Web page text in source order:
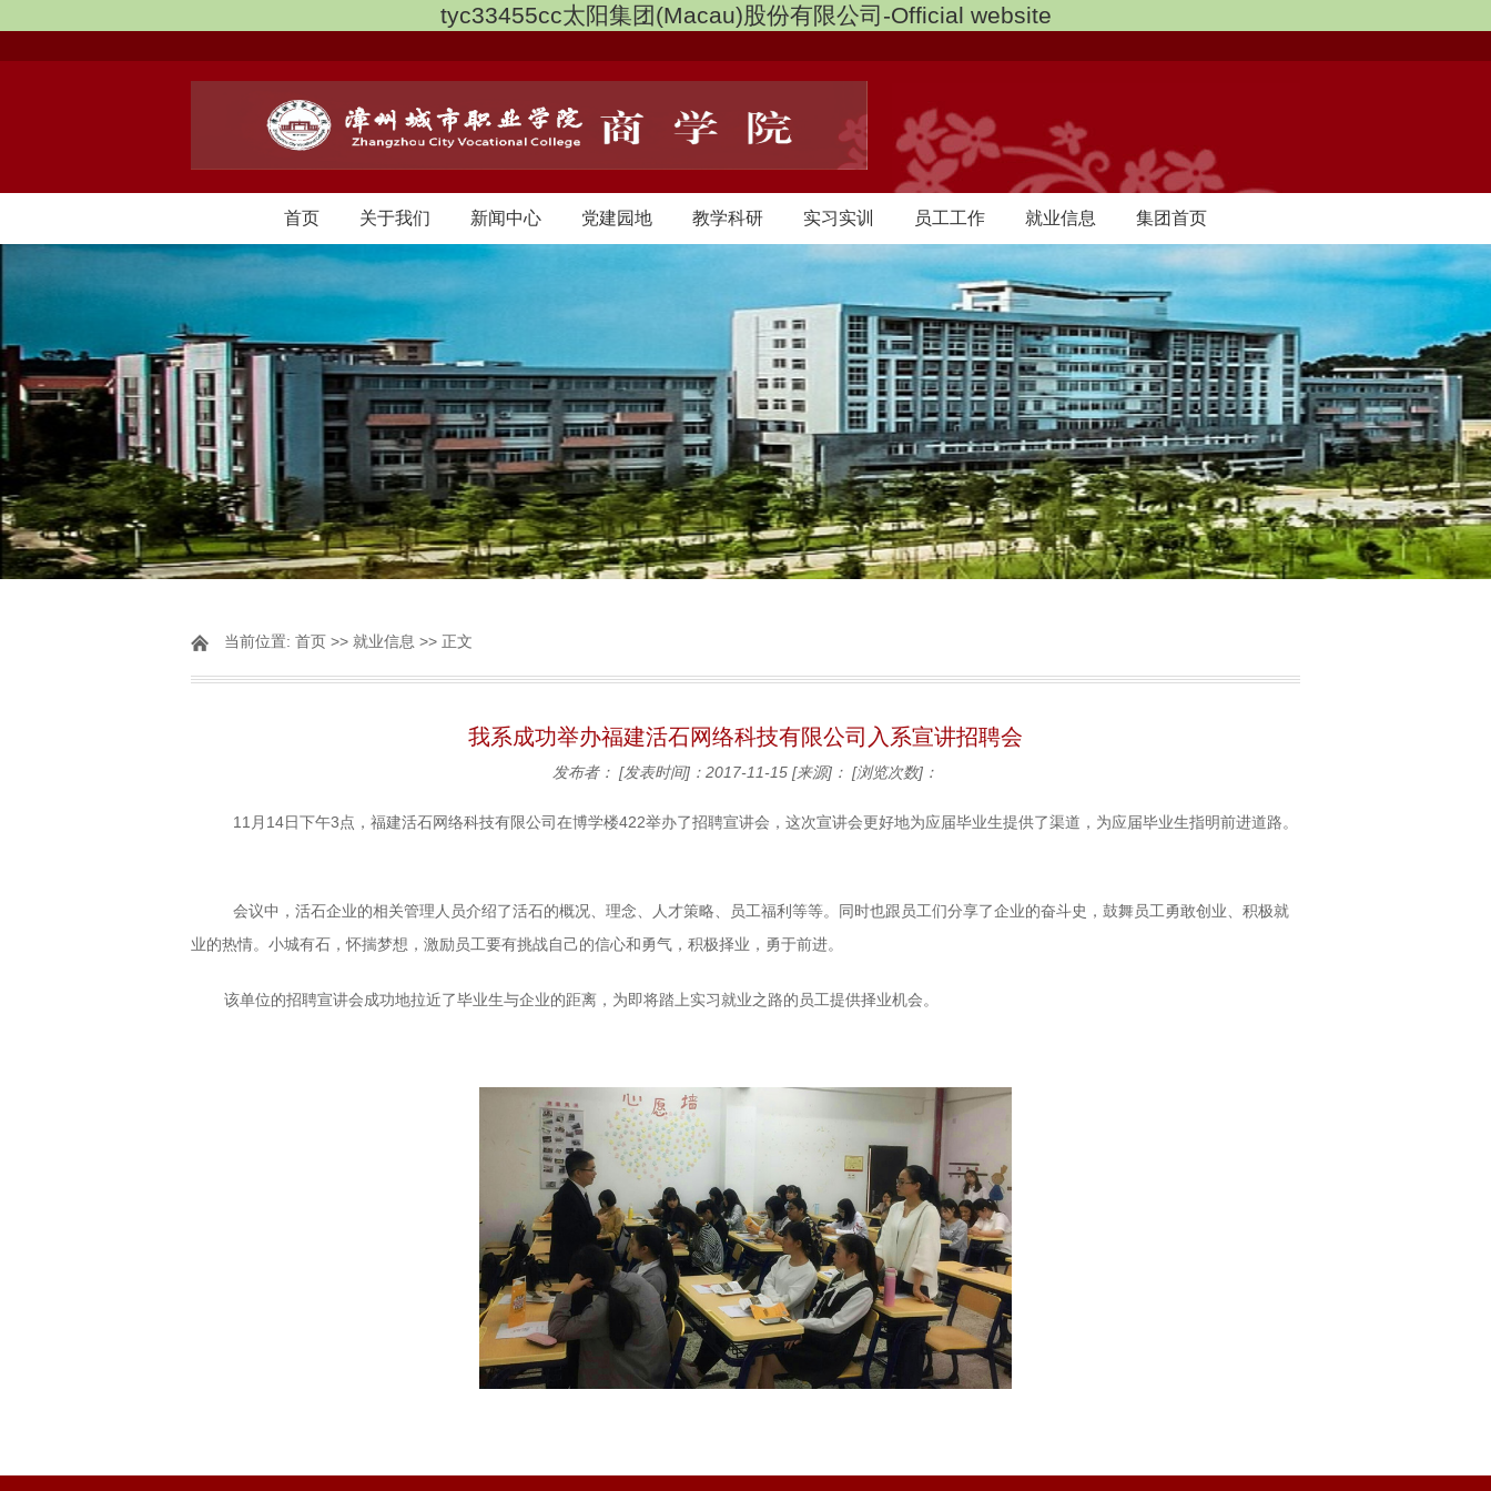
tyc33455cc太阳集团(Macau)股份有限公司-Official website
首页 关于我们 新闻中心 党建园地 教学科研 实习实训 员工工作 就业信息 集团首页
当前位置: 首页 >> 就业信息 >> 正文
我系成功举办福建活石网络科技有限公司入系宣讲招聘会
发布者： [发表时间]：2017-11-15 [来源]： [浏览次数]：
11月14日下午3点，福建活石网络科技有限公司在博学楼422举办了招聘宣讲会，这次宣讲会更好地为应届毕业生提供了渠道，为应届毕业生指明前进道路。
会议中，活石企业的相关管理人员介绍了活石的概况、理念、人才策略、员工福利等等。同时也跟员工们分享了企业的奋斗史，鼓舞员工勇敢创业、积极就
业的热情。小城有石，怀揣梦想，激励员工要有挑战自己的信心和勇气，积极择业，勇于前进。
该单位的招聘宣讲会成功地拉近了毕业生与企业的距离，为即将踏上实习就业之路的员工提供择业机会。